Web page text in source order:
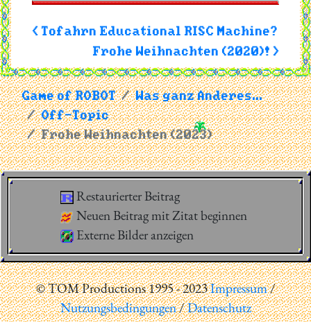
< Tofahrn Educational RISC Machine?
Frohe Weihnachten (2020)! >
Game of ROBOT
Was ganz Anderes...
Off-Topic
Frohe Weihnachten (2023)
Restaurierter Beitrag
Neuen Beitrag mit Zitat beginnen
Externe Bilder anzeigen
© TOM Productions 1995 - 2023Impressum/
Nutzungsbedingungen/Datenschutz